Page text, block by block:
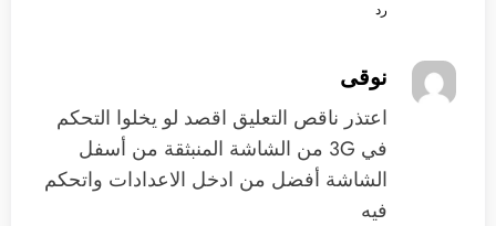
رد
نوقى
اعتذر ناقص التعليق اقصد لو يخلوا التحكم
في 3G من الشاشة المنبثقة من أسفل
الشاشة أفضل من ادخل الاعدادات واتحكم
فيه